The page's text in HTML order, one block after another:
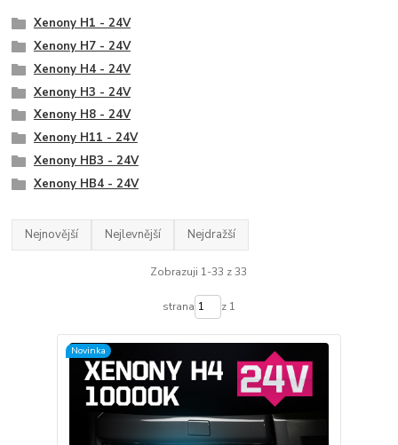
Xenony H1 - 24V
Xenony H7 - 24V
Xenony H4 - 24V
Xenony H3 - 24V
Xenony H8 - 24V
Xenony H11 - 24V
Xenony HB3 - 24V
Xenony HB4 - 24V
Nejnovější Nejlevnější Nejdražší
Zobrazuji 1-33 z 33
strana z 1
Novinka